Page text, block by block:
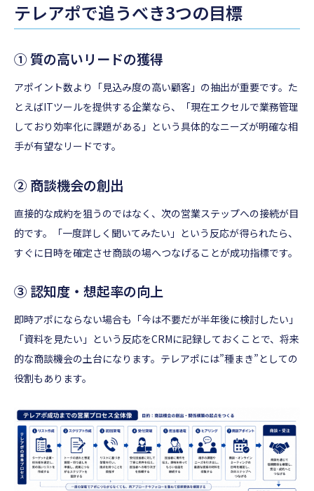
テレアポで追うべき3つの目標
① 質の高いリードの獲得
アポイント数より「見込み度の高い顧客」の抽出が重要です。た
とえばITツールを提供する企業なら、「現在エクセルで業務管理
しており効率化に課題がある」という具体的なニーズが明確な相
手が有望なリードです。
② 商談機会の創出
直接的な成約を狙うのではなく、次の営業ステップへの接続が目
的です。「一度詳しく聞いてみたい」という反応が得られたら、
すぐに日時を確定させ商談の場へつなげることが成功指標です。
③ 認知度・想起率の向上
即時アポにならない場合も「今は不要だが半年後に検討したい」
「資料を見たい」という反応をCRMに記録しておくことで、将来
的な商談機会の土台になります。テレアポには”種まき”としての
役割もあります。